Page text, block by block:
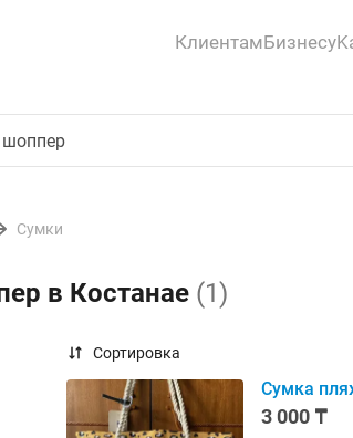
КлиентамБизнесу
Сумки
в Костанае (1)
Сортировка
Сумка
3 000 ₸